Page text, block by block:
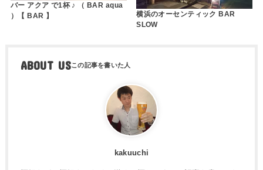
バー アクア で1杯 ♪ （ BAR aqua
）【 BAR 】
横浜のオーセンティック BAR
SLOW
ABOUT US
kakuuchi